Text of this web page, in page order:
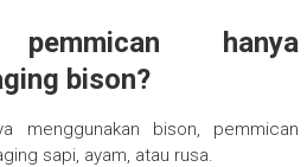
hanya
bison?
menggunakan bison, pemmican
sapi, ayam, atau rusa.